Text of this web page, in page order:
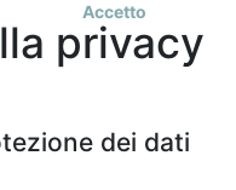
Accetto
privacy
dei dati